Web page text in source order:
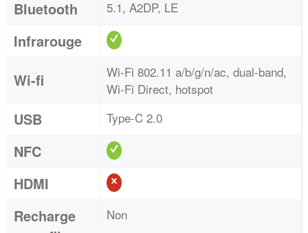
Bluetooth 5.1, A2DP, LE
Infrarouge
Wi-fi
Wi-Fi 802.11 a/b/g/n/ac, dual-band,
Wi-Fi Direct, hotspot
USB Type-C 2.0
NFC
HDMI
Recharge
Non